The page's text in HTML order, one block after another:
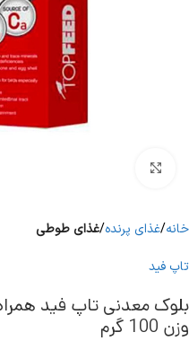
خانه غذای پرنده غذای طوطی
تاپ فید
بلوک معدنی تاپ فید
وزن 100 گرم